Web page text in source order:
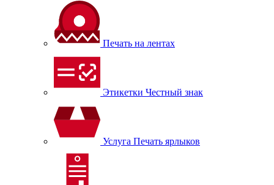
Печать на лентах
Этикетки Честный знак
Услуга Печать ярлыков